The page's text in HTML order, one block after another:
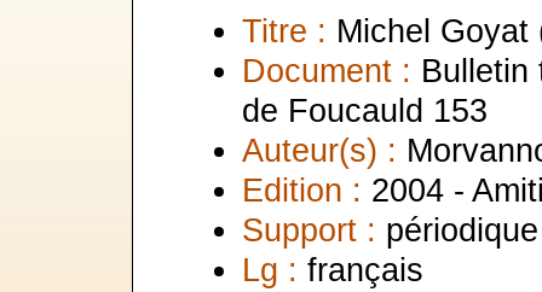
Titre : Michel Goyat
Document : Bulletin
de Foucauld 153
Auteur(s) :
Edition : 2004 -
Support : périodique
Lg : français